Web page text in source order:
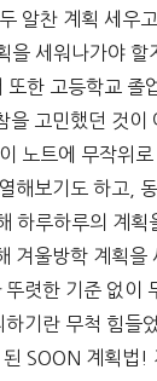
알찬 계획 세우
을 세워나가야 할
한 고등학교 졸
을 고민했던 것이
노트에 무작위
해보기도 하고,
하루하루의 계획
겨울방학 계획을
렷한 기준 없이
기란 무척 힘들
SOON 계획법!